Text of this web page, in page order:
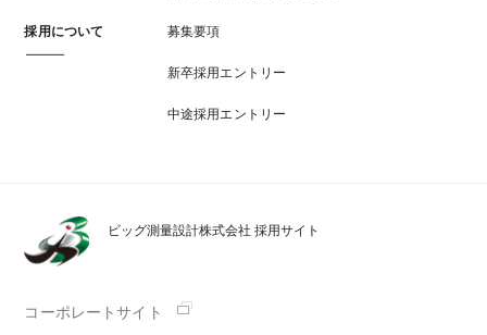
採用について 募集要項
新卒採用エントリー
中途採用エントリー
ビッグ測量設計株式会社 採用サイト
コーポレートサイト